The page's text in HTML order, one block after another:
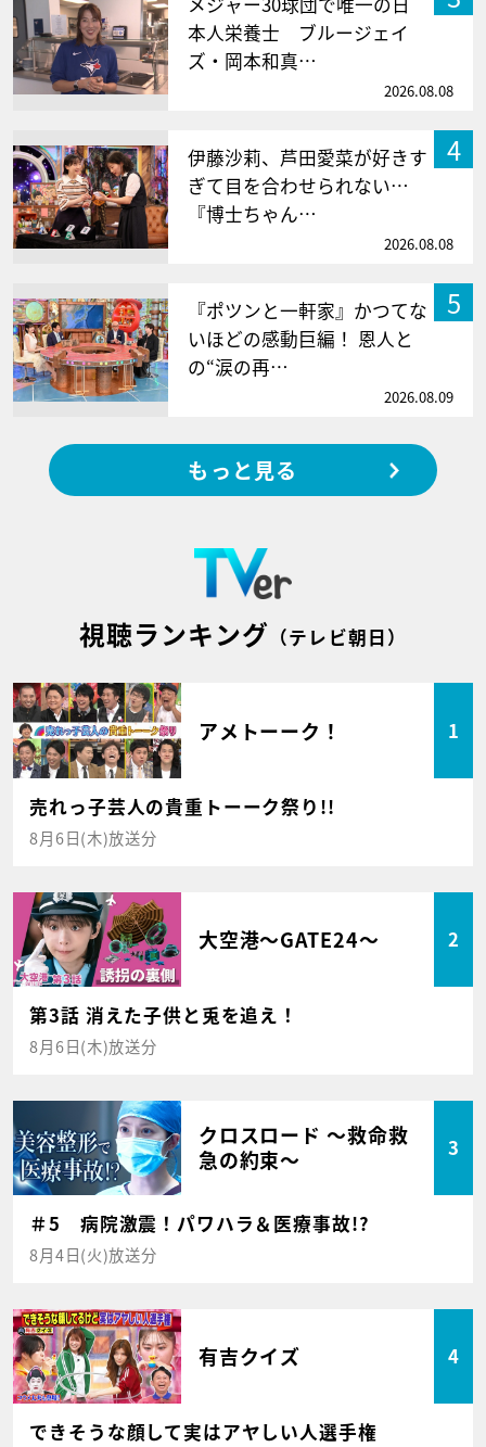
本人栄養士 ブルージェイ
ズ・岡本和真…
2026.08.08
4
伊藤沙莉、芦田愛菜が好きす
ぎて目を合わせられない…
『博士ちゃん…
2026.08.08
5
『ポツンと一軒家』かつてな
いほどの感動巨編！ 恩人と
の“涙の再…
2026.08.09
もっと見る
視聴ランキング （テレビ朝日）
アメトーーク！ 1
売れっ子芸人の貴重トーーク祭り!!
8月6日(木)放送分
大空港～GATE24～ 2
第3話 消えた子供と兎を追え！
8月6日(木)放送分
クロスロード ～救命救
急の約束～
3
＃5 病院激震！パワハラ＆医療事故!?
8月4日(火)放送分
有吉クイズ 4
できそうな顔して実はアヤしい人選手権